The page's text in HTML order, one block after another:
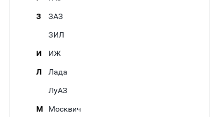
З
ЗАЗ
ЗИЛ
И
ИЖ
Л
Лада
ЛуАЗ
М
Москвич